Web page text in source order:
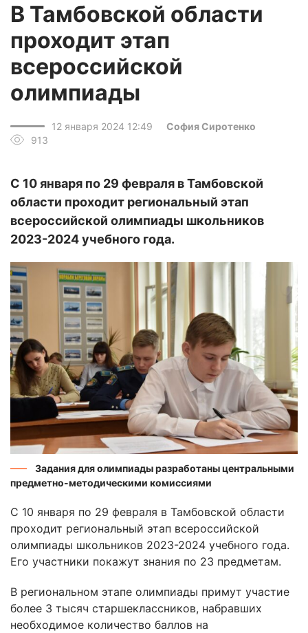
В Тамбовской области
проходит этап
всероссийской
олимпиады
12 января 2024 12:49
София Сиротенко
913
С 10 января по 29 февраля в Тамбовской
области проходит региональный этап
всероссийской олимпиады школьников
2023-2024 учебного года.
Задания для олимпиады разработаны центральными
предметно-методическими комиссиями
С 10 января по 29 февраля в Тамбовской области
проходит региональный этап всероссийской
олимпиады школьников 2023-2024 учебного года.
Его участники покажут знания по 23 предметам.
В региональном этапе олимпиады примут участие
более 3 тысяч старшеклассников, набравших
необходимое количество баллов на